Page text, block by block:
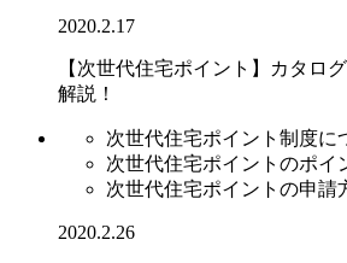
2020.2.17
【次世代住宅ポイント】カタロ
解説！
次世代住宅ポイント制度に
次世代住宅ポイントのポイ
次世代住宅ポイントの申請
2020.2.26